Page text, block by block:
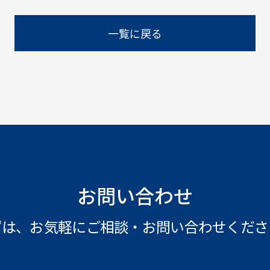
一覧に戻る
お問い合わせ
、お気軽にご相談・ お問い合わせくだ